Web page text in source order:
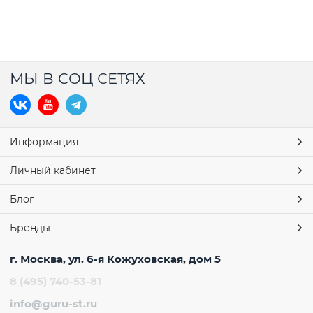
МЫ В СОЦ СЕТЯХ
Информация
Личный кабинет
Блог
Бренды
г. Москва, ул. 6-я Кожуховская, дом 5
8 (495) 740-53-81
info@guru-st.ru